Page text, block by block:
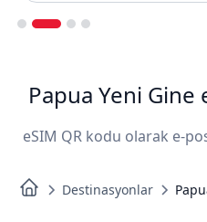
Papua Yeni
eSIM QR kodu olarak e-
Destinasyonlar